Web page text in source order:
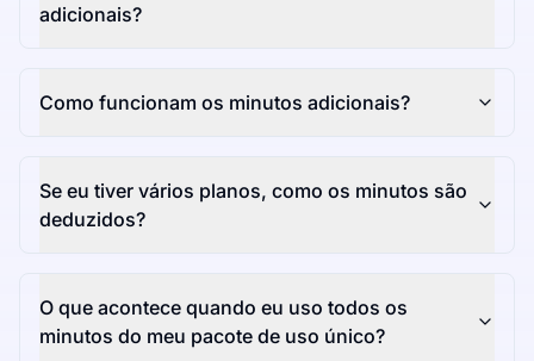
adicionais?
Como funcionam os minutos adicionais?
Se eu tiver vários planos, como os minutos são
deduzidos?
O que acontece quando eu uso todos os
minutos do meu pacote de uso único?